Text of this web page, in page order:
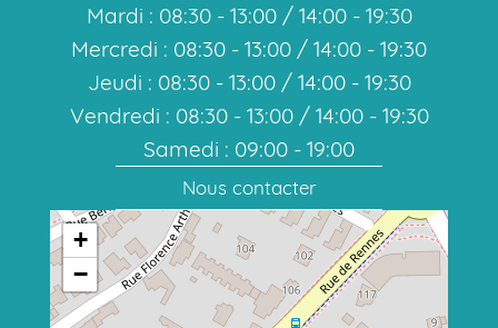
+
−
Mardi : 08:30 - 13:00 / 14:00 - 19:30
Mercredi : 08:30 - 13:00 / 14:00 - 19:30
Jeudi : 08:30 - 13:00 / 14:00 - 19:30
Vendredi : 08:30 - 13:00 / 14:00 - 19:30
Samedi : 09:00 - 19:00
Nous contacter